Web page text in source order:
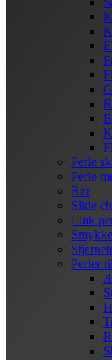
Perle
Perle
Rør
Slide
Link
Perler